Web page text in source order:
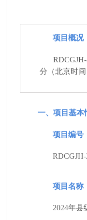
项目概况
分（北京时
一、项目基本
项目编号
RDCGJH-
项目名称
2024年